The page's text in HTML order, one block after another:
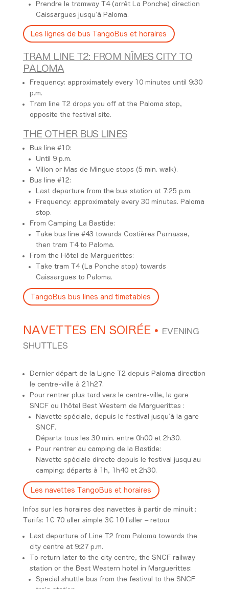
Prendre le tramway T4 (arrêt La Ponche) direction
Caissargues jusqu’à Paloma.
Les lignes de bus TangoBus et horaires
TRAM LINE T2: FROM NÎMES CITY TO
PALOMA
Frequency: approximately every 10 minutes until 9:30
p.m.
Tram line T2 drops you off at the Paloma stop,
opposite the festival site.
THE OTHER BUS LINES
Bus line #10:
Until 9 p.m.
Villon or Mas de Mingue stops (5 min. walk).
Bus line #12:
Last departure from the bus station at 7:25 p.m.
Frequency: approximately every 30 minutes. Paloma
stop.
From Camping La Bastide:
Take bus line #43 towards Costières Parnasse,
then tram T4 to Paloma.
From the Hôtel de Marguerittes:
Take tram T4 (La Ponche stop) towards
Caissargues to Paloma.
TangoBus bus lines and timetables
NAVETTES EN SOIRÉE • EVENING
SHUTTLES
Dernier départ de la Ligne T2 depuis Paloma direction
le centre-ville à 21h27.
Pour rentrer plus tard vers le centre-ville, la gare
SNCF ou l’hôtel Best Western de Marguerittes :
Navette spéciale, depuis le festival jusqu’à la gare
SNCF.
Départs tous les 30 min. entre 0h00 et 2h30.
Pour rentrer au camping de la Bastide:
Navette spéciale directe depuis le festival jusqu’au
camping: départs à 1h, 1h40 et 2h30.
Les navettes TangoBus et horaires
Infos sur les horaires des navettes à partir de minuit :
Tarifs: 1€ 70 aller simple 3€ 10 l’aller – retour
Last departure of Line T2 from Paloma towards the
city centre at 9:27 p.m.
To return later to the city centre, the SNCF railway
station or the Best Western hotel in Marguerittes:
Special shuttle bus from the festival to the SNCF